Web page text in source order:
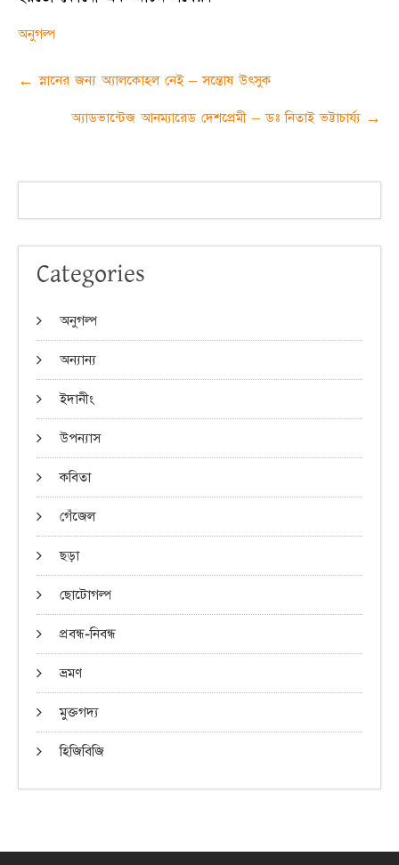
অনুগল্প
Post
← স্নানের জন্য অ্যালকোহল নেই – সন্তোষ উৎসুক
অ্যাডভান্টেজ আনম্যারেড দেশপ্রেমী – ডঃ নিতাই ভট্টাচার্য্য →
Categories
অনুগল্প
অন্যান্য
ইদানীং
উপন্যাস
কবিতা
গেঁজেল
ছড়া
ছোটোগল্প
প্রবন্ধ-নিবন্ধ
ভ্রমণ
মুক্তগদ্য
হিজিবিজি